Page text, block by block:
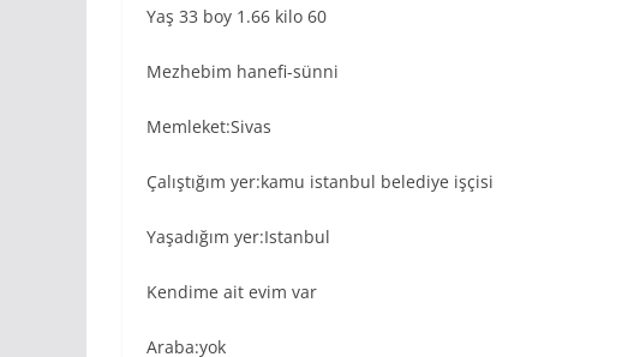
Yaş 33 boy 1.66 kilo 60
Mezhebim hanefi-sünni
Memleket:Sivas
Çalıştığım yer:kamu istanbul belediye işçisi
Yaşadığım yer:Istanbul
Kendime ait evim var
Araba:yok